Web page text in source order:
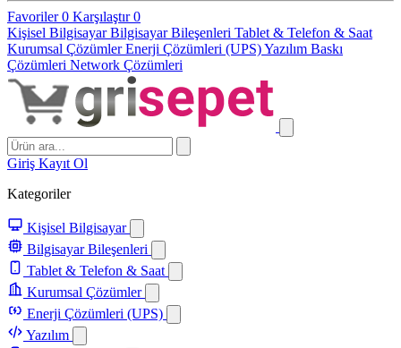
Favoriler0 Karşılaştır0
Kişisel BilgisayarBilgisayar Bileşenleri Tablet & Telefon & Saat
Kurumsal ÇözümlerEnerji Çözümleri (UPS)Yazılım Baskı
Çözümleri Network Çözümleri
Giriş Kayıt Ol
Kategoriler
Kişisel Bilgisayar
Bilgisayar Bileşenleri
Tablet & Telefon & Saat
Kurumsal Çözümler
Enerji Çözümleri (UPS)
Yazılım